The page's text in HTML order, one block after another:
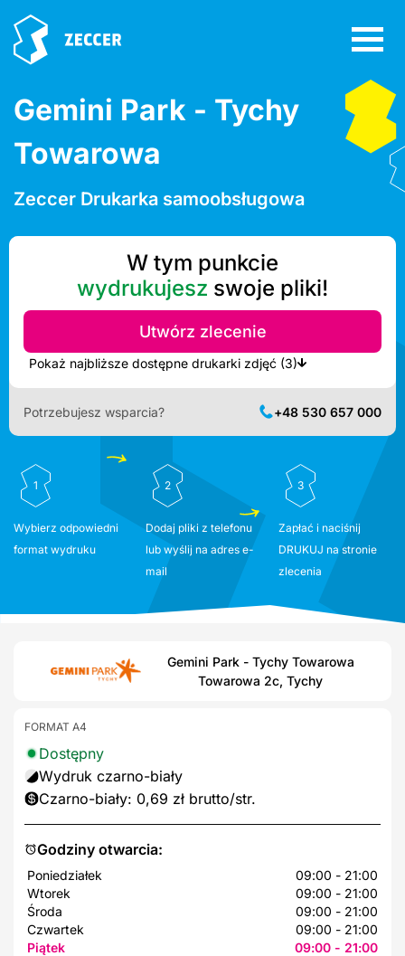
Gemini Park - Tychy
Towarowa
Zeccer Drukarka samoobsługowa
W tym punkcie
wydrukujesz swoje pliki!
Utwórz zlecenie
Pokaż najbliższe dostępne drukarki zdjęć (3)
Potrzebujesz wsparcia? +48 530 657 000
1
Wybierz odpowiedni
format wydruku
2
Dodaj pliki z telefonu
lub wyślij na adres e-
mail
3
Zapłać i naciśnij
DRUKUJ na stronie
zlecenia
Gemini Park - Tychy Towarowa
Towarowa 2c, Tychy
Godziny otwarcia:
Poniedziałek
09:00 - 21:00
Wtorek
09:00 - 21:00
Środa
09:00 - 21:00
Czwartek
09:00 - 21:00
Piątek
09:00 - 21:00
FORMAT A4
Dostępny
Wydruk czarno-biały
Czarno-biały: 0,69 zł brutto/str.